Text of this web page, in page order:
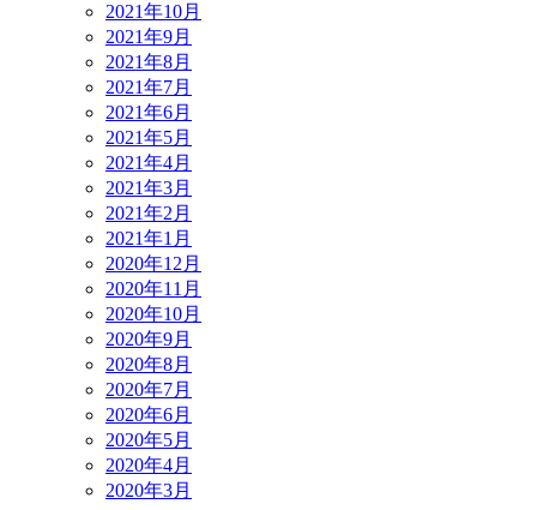
2021年10月
2021年9月
2021年8月
2021年7月
2021年6月
2021年5月
2021年4月
2021年3月
2021年2月
2021年1月
2020年12月
2020年11月
2020年10月
2020年9月
2020年8月
2020年7月
2020年6月
2020年5月
2020年4月
2020年3月